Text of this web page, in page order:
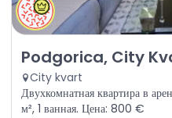
Аренда - Квартира
Podgorica, City
City kvart
Двухкомнатная квартира в
м², 1 ванная. Цена: 800 €